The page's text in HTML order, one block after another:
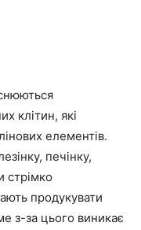
клітин, які
елементів.
печінку,
стрімко
продукувати
з-за цього виникає